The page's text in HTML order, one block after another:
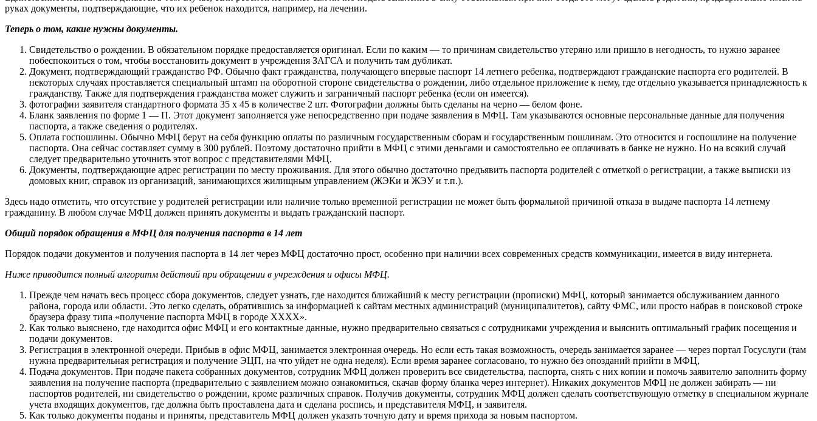
руках документы, подтверждающие, что их ребенок находится, например, на лечении.
Теперь о том, какие нужны документы.
Свидетельство о рождении. В обязательном порядке предоставляется оригинал. Если по каким — то причинам свидетельство утеряно или пришло в негодность, то нужно заранее
побеспокоиться о том, чтобы восстановить документ в учреждения ЗАГСА и получить там дубликат.
Документ, подтверждающий гражданство РФ. Обычно факт гражданства, получающего впервые паспорт 14 летнего ребенка, подтверждают гражданские паспорта его родителей. В
некоторых случаях проставляется специальный штамп на оборотной стороне свидетельства о рождении, либо отдельное приложение к нему, где отдельно указывается принадлежность к
гражданству. Также для подтверждения гражданства может служить и заграничный паспорт ребенка (если он имеется).
фотографии заявителя стандартного формата 35 х 45 в количестве 2 шт. Фотографии должны быть сделаны на черно — белом фоне.
Бланк заявления по форме 1 — П. Этот документ заполняется уже непосредственно при подаче заявления в МФЦ. Там указываются основные персональные данные для получения
паспорта, а также сведения о родителях.
Оплата госпошлины. Обычно МФЦ берут на себя функцию оплаты по различным государственным сборам и государственным пошлинам. Это относится и госпошлине на получение
паспорта. Она сейчас составляет сумму в 300 рублей. Поэтому достаточно прийти в МФЦ с этими деньгами и самостоятельно ее оплачивать в банке не нужно. Но на всякий случай
следует предварительно уточнить этот вопрос с представителями МФЦ.
Документы, подтверждающие адрес регистрации по месту проживания. Для этого обычно достаточно предъявить паспорта родителей с отметкой о регистрации, а также выписки из
домовых книг, справок из организаций, занимающихся жилищным управлением (ЖЭКи и ЖЭУ и т.п.).
Здесь надо отметить, что отсутствие у родителей регистрации или наличие только временной регистрации не может быть формальной причиной отказа в выдаче паспорта 14 летнему
гражданину. В любом случае МФЦ должен принять документы и выдать гражданский паспорт.
Общий порядок обращения в МФЦ для получения паспорта в 14 лет
Порядок подачи документов и получения паспорта в 14 лет через МФЦ достаточно прост, особенно при наличии всех современных средств коммуникации, имеется в виду интернета.
Ниже приводится полный алгоритм действий при обращении в учреждения и офисы МФЦ.
Прежде чем начать весь процесс сбора документов, следует узнать, где находится ближайший к месту регистрации (прописки) МФЦ, который занимается обслуживанием данного
района, города или области. Это легко сделать, обратившись за информацией к сайтам местных администраций (муниципалитетов), сайту ФМС, или просто набрав в поисковой строке
браузера фразу типа «получение паспорта МФЦ в городе ХХХХ».
Как только выяснено, где находится офис МФЦ и его контактные данные, нужно предварительно связаться с сотрудниками учреждения и выяснить оптимальный график посещения и
подачи документов.
Регистрация в электронной очереди. Прибыв в офис МФЦ, занимается электронная очередь. Но если есть такая возможность, очередь занимается заранее — через портал Госуслуги (там
нужна предварительная регистрация и получение ЭЦП, на что уйдет не одна неделя). Если время заранее согласовано, то нужно без опозданий прийти в МФЦ,
Подача документов. При подаче пакета собранных документов, сотрудник МФЦ должен проверить все свидетельства, паспорта, снять с них копии и помочь заявителю заполнить форму
заявления на получение паспорта (предварительно с заявлением можно ознакомиться, скачав форму бланка через интернет). Никаких документов МФЦ не должен забирать — ни
паспортов родителей, ни свидетельство о рождении, кроме различных справок. Получив документы, сотрудник МФЦ должен сделать соответствующую отметку в специальном журнале
учета входящих документов, где должна быть проставлена дата и сделана роспись, и представителя МФЦ, и заявителя.
Как только документы поданы и приняты, представитель МФЦ должен указать точную дату и время прихода за новым паспортом.